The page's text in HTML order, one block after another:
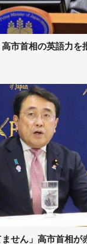
市首相の英語力を
ません」高市首相